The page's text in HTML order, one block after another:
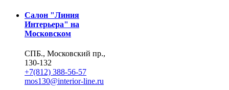
Салон "Линия
Интерьера" на
Московском
СПБ., Московский пр.,
130-132
+7(812) 388-56-57
mos130@interior-line.ru